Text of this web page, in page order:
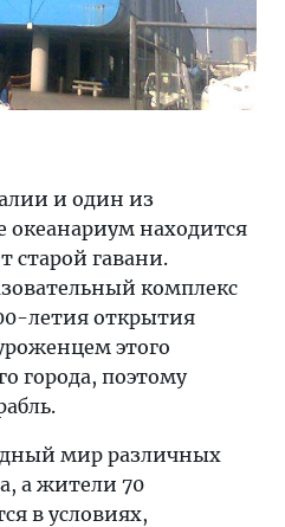
и один из
океанариум находится
старой гавани.
комплекс
летия открытия
этого
города, поэтому
мир различных
а жители 70
в условиях,